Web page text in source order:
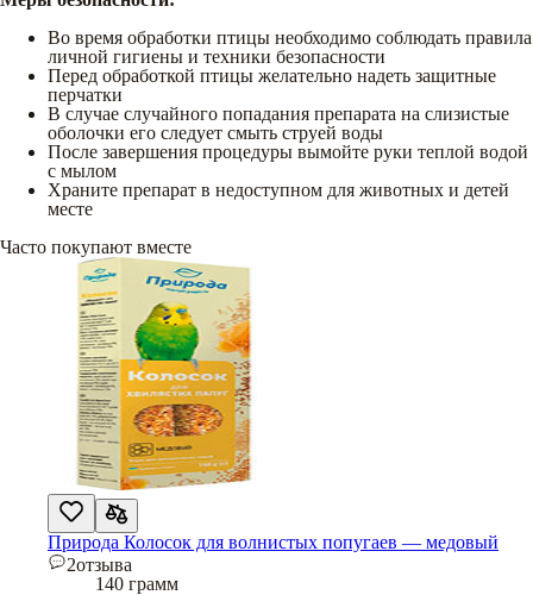
Во время обработки птицы необходимо соблюдать правила
личной гигиены и техники безопасности
Перед обработкой птицы желательно надеть защитные
перчатки
В случае случайного попадания препарата на слизистые
оболочки его следует смыть струей воды
После завершения процедуры вымойте руки теплой водой
с мылом
Храните препарат в недоступном для животных и детей
месте
Часто покупают вместе
Природа Колосок для волнистых попугаев — медовый
2отзыва
140 грамм